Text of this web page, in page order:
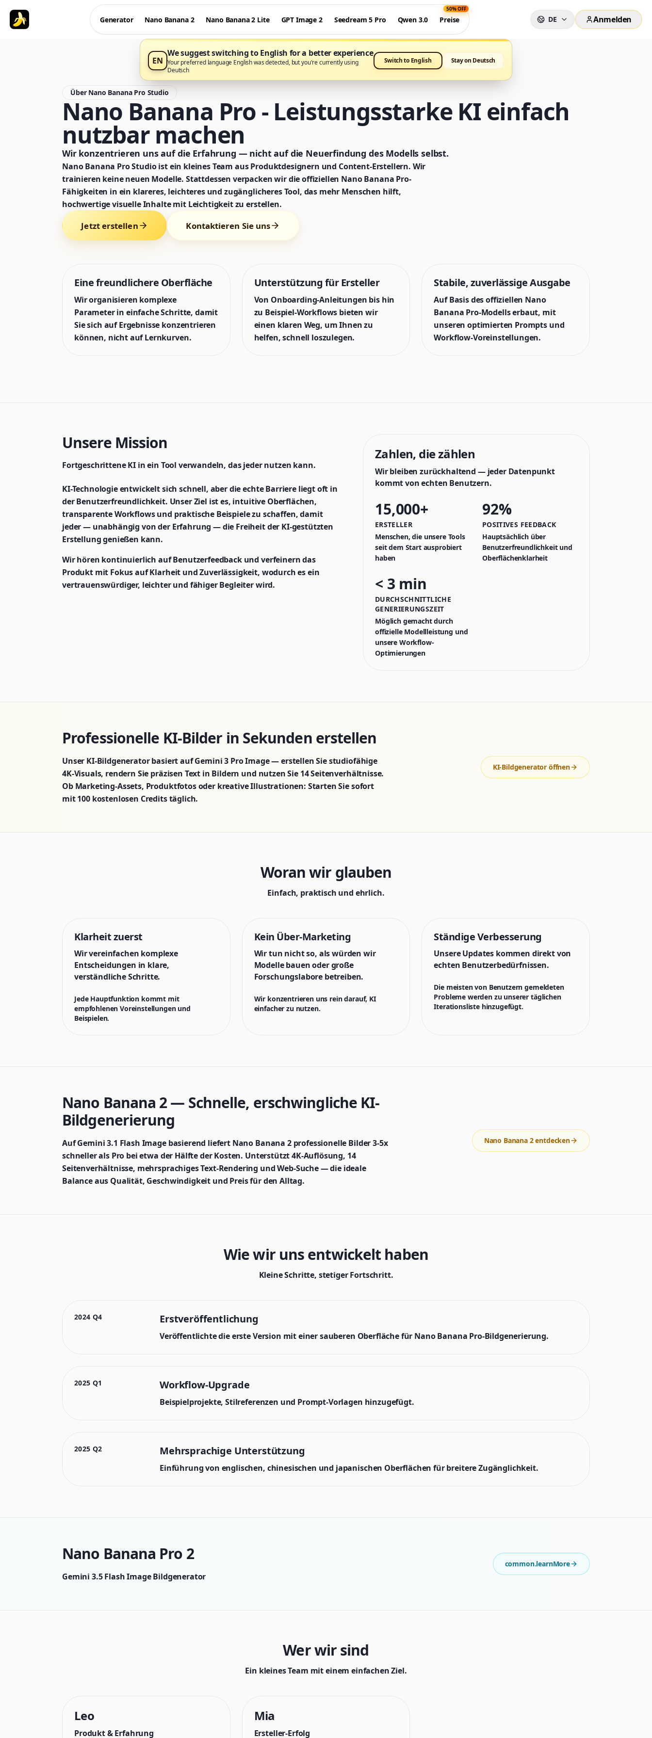
Generator Nano Banana 2 Nano Banana 2 Lite GPT Image 2 Seedream 5 Pro Qwen 3.0 Preise
50% OFF
DE Anmelden
EN
We suggest switching to English for a better experience
Your preferred language English was detected, but you're currently using
Deutsch
Switch to English Stay on Deutsch
Über Nano Banana Pro Studio
Nano Banana Pro - Leistungsstarke KI einfach
nutzbar machen
Wir konzentrieren uns auf die Erfahrung — nicht auf die Neuerfindung des Modells selbst.
Nano Banana Pro Studio ist ein kleines Team aus Produktdesignern und Content-Erstellern. Wir
trainieren keine neuen Modelle. Stattdessen verpacken wir die offiziellen Nano Banana Pro-
Fähigkeiten in ein klareres, leichteres und zugänglicheres Tool, das mehr Menschen hilft,
hochwertige visuelle Inhalte mit Leichtigkeit zu erstellen.
Jetzt erstellen Kontaktieren Sie uns
Eine freundlichere Oberfläche
Wir organisieren komplexe
Parameter in einfache Schritte, damit
Sie sich auf Ergebnisse konzentrieren
können, nicht auf Lernkurven.
Unterstützung für Ersteller
Von Onboarding-Anleitungen bis hin
zu Beispiel-Workflows bieten wir
einen klaren Weg, um Ihnen zu
helfen, schnell loszulegen.
Stabile, zuverlässige Ausgabe
Auf Basis des offiziellen Nano
Banana Pro-Modells erbaut, mit
unseren optimierten Prompts und
Workflow-Voreinstellungen.
Unsere Mission
Fortgeschrittene KI in ein Tool verwandeln, das jeder nutzen kann.
KI-Technologie entwickelt sich schnell, aber die echte Barriere liegt oft in
der Benutzerfreundlichkeit. Unser Ziel ist es, intuitive Oberflächen,
transparente Workflows und praktische Beispiele zu schaffen, damit
jeder — unabhängig von der Erfahrung — die Freiheit der KI-gestützten
Erstellung genießen kann.
Wir hören kontinuierlich auf Benutzerfeedback und verfeinern das
Produkt mit Fokus auf Klarheit und Zuverlässigkeit, wodurch es ein
vertrauenswürdiger, leichter und fähiger Begleiter wird.
Zahlen, die zählen
Wir bleiben zurückhaltend — jeder Datenpunkt
kommt von echten Benutzern.
15,000+
ERSTELLER
Menschen, die unsere Tools
seit dem Start ausprobiert
haben
92%
POSITIVES FEEDBACK
Hauptsächlich über
Benutzerfreundlichkeit und
Oberflächenklarheit
< 3 min
DURCHSCHNITTLICHE
GENERIERUNGSZEIT
Möglich gemacht durch
offizielle Modellleistung und
unsere Workflow-
Optimierungen
Professionelle KI-Bilder in Sekunden erstellen
Unser KI-Bildgenerator basiert auf Gemini 3 Pro Image — erstellen Sie studiofähige
4K-Visuals, rendern Sie präzisen Text in Bildern und nutzen Sie 14 Seitenverhältnisse.
Ob Marketing-Assets, Produktfotos oder kreative Illustrationen: Starten Sie sofort
mit 100 kostenlosen Credits täglich.
KI-Bildgenerator öffnen
Woran wir glauben
Einfach, praktisch und ehrlich.
Klarheit zuerst
Wir vereinfachen komplexe
Entscheidungen in klare,
verständliche Schritte.
Jede Hauptfunktion kommt mit
empfohlenen Voreinstellungen und
Beispielen.
Kein Über-Marketing
Wir tun nicht so, als würden wir
Modelle bauen oder große
Forschungslabore betreiben.
Wir konzentrieren uns rein darauf, KI
einfacher zu nutzen.
Ständige Verbesserung
Unsere Updates kommen direkt von
echten Benutzerbedürfnissen.
Die meisten von Benutzern gemeldeten
Probleme werden zu unserer täglichen
Iterationsliste hinzugefügt.
Nano Banana 2 — Schnelle, erschwingliche KI-
Bildgenerierung
Auf Gemini 3.1 Flash Image basierend liefert Nano Banana 2 professionelle Bilder 3-5x
schneller als Pro bei etwa der Hälfte der Kosten. Unterstützt 4K-Auflösung, 14
Seitenverhältnisse, mehrsprachiges Text-Rendering und Web-Suche — die ideale
Balance aus Qualität, Geschwindigkeit und Preis für den Alltag.
Nano Banana 2 entdecken
Wie wir uns entwickelt haben
Kleine Schritte, stetiger Fortschritt.
2024 Q4 Erstveröffentlichung
Veröffentlichte die erste Version mit einer sauberen Oberfläche für Nano Banana Pro-Bildgenerierung.
2025 Q1 Workflow-Upgrade
Beispielprojekte, Stilreferenzen und Prompt-Vorlagen hinzugefügt.
2025 Q2 Mehrsprachige Unterstützung
Einführung von englischen, chinesischen und japanischen Oberflächen für breitere Zugänglichkeit.
Nano Banana Pro 2
Gemini 3.5 Flash Image Bildgenerator
common.learnMore
Wer wir sind
Ein kleines Team mit einem einfachen Ziel.
Leo
Produkt & Erfahrung
Mia
Ersteller-Erfolg